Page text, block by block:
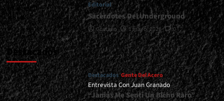
Editorial
Sacerdotes Del Underground
Gustavo 1 mayo, 2026 0
Destacados
Destacados Gente Del Acero
Entrevista Con Juan Granado
“Jamás Me Sentí Un Bicho Raro”